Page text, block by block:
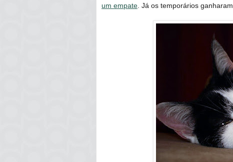
um empate . Já os temporários ganharam